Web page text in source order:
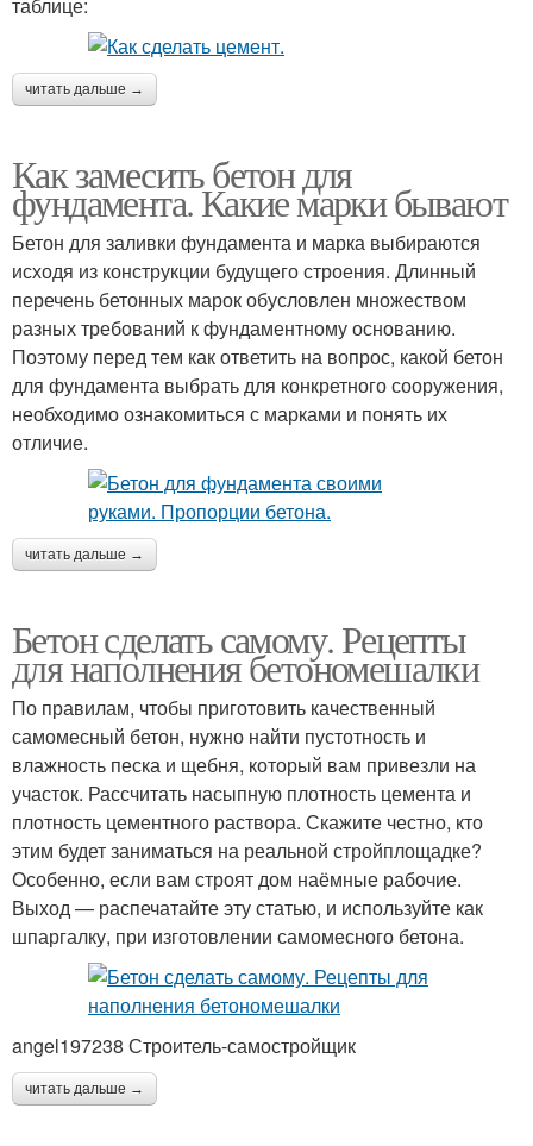
читать дальше →
Как замесить бетон для
фундамента. Какие марки бывают
Бетон для заливки фундамента и марка выбираются
исходя из конструкции будущего строения. Длинный
перечень бетонных марок обусловлен множеством
разных требований к фундаментному основанию.
Поэтому перед тем как ответить на вопрос, какой бетон
для фундамента выбрать для конкретного сооружения,
необходимо ознакомиться с марками и понять их
отличие.
читать дальше →
Бетон сделать самому. Рецепты
для наполнения бетономешалки
По правилам, чтобы приготовить качественный
самомесный бетон, нужно найти пустотность и
влажность песка и щебня, который вам привезли на
участок. Рассчитать насыпную плотность цемента и
плотность цементного раствора. Скажите честно, кто
этим будет заниматься на реальной стройплощадке?
Особенно, если вам строят дом наёмные рабочие.
Выход — распечатайте эту статью, и используйте как
шпаргалку, при изготовлении самомесного бетона.
angel197238 Строитель-самостройщик
читать дальше →